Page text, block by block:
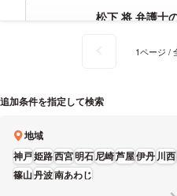
松下 将 弁護士
1ページ /
追加条件を指定して検索
地域
神戸姫路西宮明石尼崎芦屋伊丹川西
篠山丹波南あわじ